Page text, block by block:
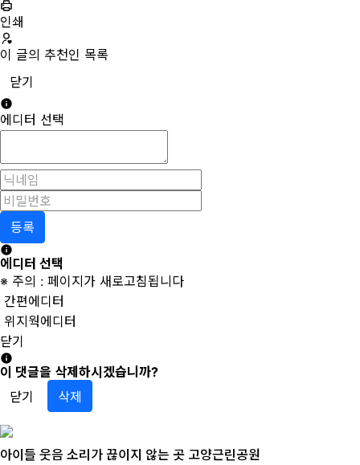
인쇄
이 글의 추천인 목록
닫기
에디터 선택
등록
에디터 선택
※ 주의 : 페이지가 새로고침됩니다
간편에디터
위지웍에디터
닫기
이 댓글을 삭제하시겠습니까?
닫기
삭제
아이들 웃음 소리가 끊이지 않는 곳 고양근린공원